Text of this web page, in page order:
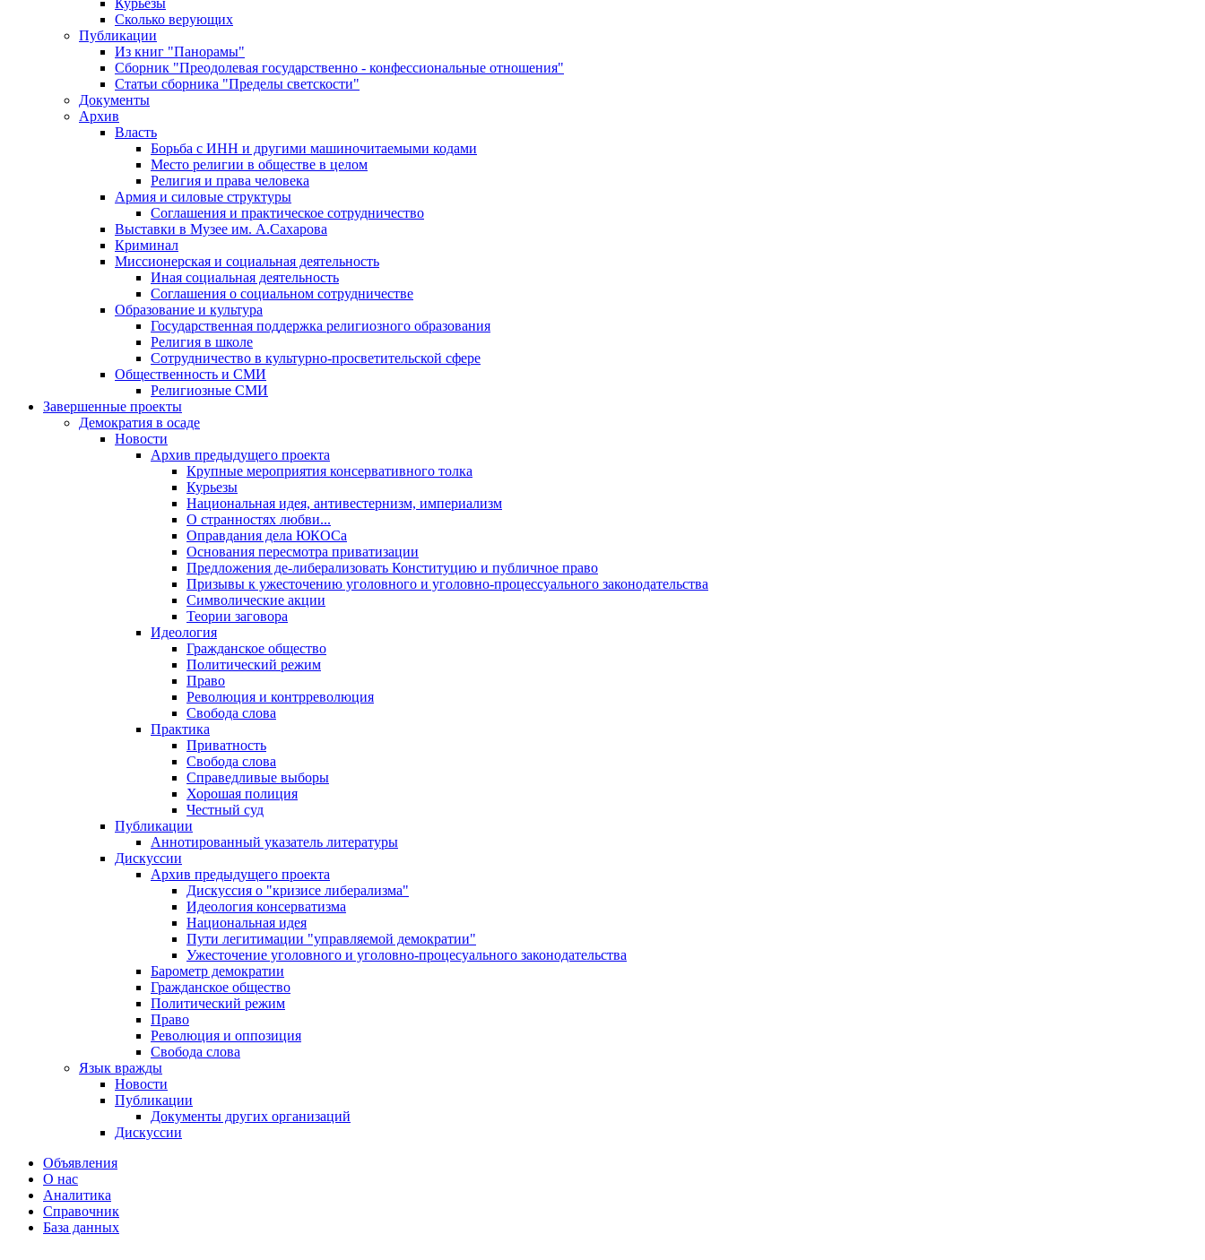
Курьезы
Сколько верующих
Публикации
Из книг "Панорамы"
Сборник "Преодолевая государственно - конфессиональные отношения"
Статьи сборника "Пределы светскости"
Документы
Архив
Власть
Борьба с ИНН и другими машиночитаемыми кодами
Место религии в обществе в целом
Религия и права человека
Армия и силовые структуры
Соглашения и практическое сотрудничество
Выставки в Музее им. А.Сахарова
Криминал
Миссионерская и социальная деятельность
Иная социальная деятельность
Соглашения о социальном сотрудничестве
Образование и культура
Государственная поддержка религиозного образования
Религия в школе
Сотрудничество в культурно-просветительской сфере
Общественность и СМИ
Религиозные СМИ
Завершенные проекты
Демократия в осаде
Новости
Архив предыдущего проекта
Крупные мероприятия консервативного толка
Курьезы
Национальная идея, антивестернизм, империализм
О странностях любви...
Оправдания дела ЮКОСа
Основания пересмотра приватизации
Предложения де-либерализовать Конституцию и публичное право
Призывы к ужесточению уголовного и уголовно-процессуального законодательства
Символические акции
Теории заговора
Идеология
Гражданское общество
Политический режим
Право
Революция и контрреволюция
Свобода слова
Практика
Приватность
Свобода слова
Справедливые выборы
Хорошая полиция
Честный суд
Публикации
Аннотированный указатель литературы
Дискуссии
Архив предыдущего проекта
Дискуссия о "кризисе либерализма"
Идеология консерватизма
Национальная идея
Пути легитимации "управляемой демократии"
Ужесточение уголовного и уголовно-процесуального законодательства
Барометр демократии
Гражданское общество
Политический режим
Право
Революция и оппозиция
Свобода слова
Язык вражды
Новости
Публикации
Документы других организаций
Дискуссии
Объявления
О нас
Аналитика
Справочник
База данных